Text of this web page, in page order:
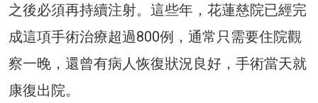
之後必須再持續注射。這些年，花蓮慈院已經完
成這項手術治療超過800例，通常只需要住院觀
察一晚，還曾有病人恢復狀況良好，手術當天就
康復出院。